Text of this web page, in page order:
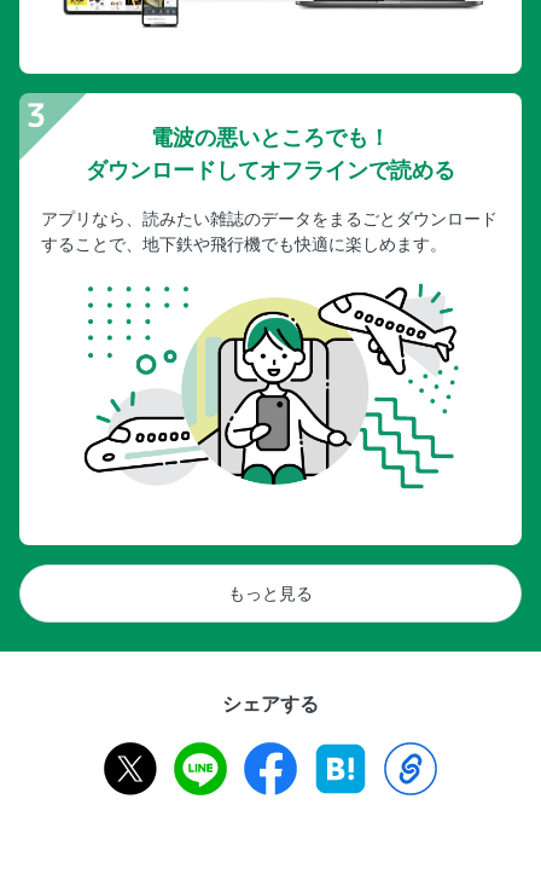
電波の悪いところでも！
ダウンロードしてオフラインで読める
アプリなら、読みたい雑誌のデータをまるごとダウンロード
することで、地下鉄や飛行機でも快適に楽しめます。
もっと見る
シェアする